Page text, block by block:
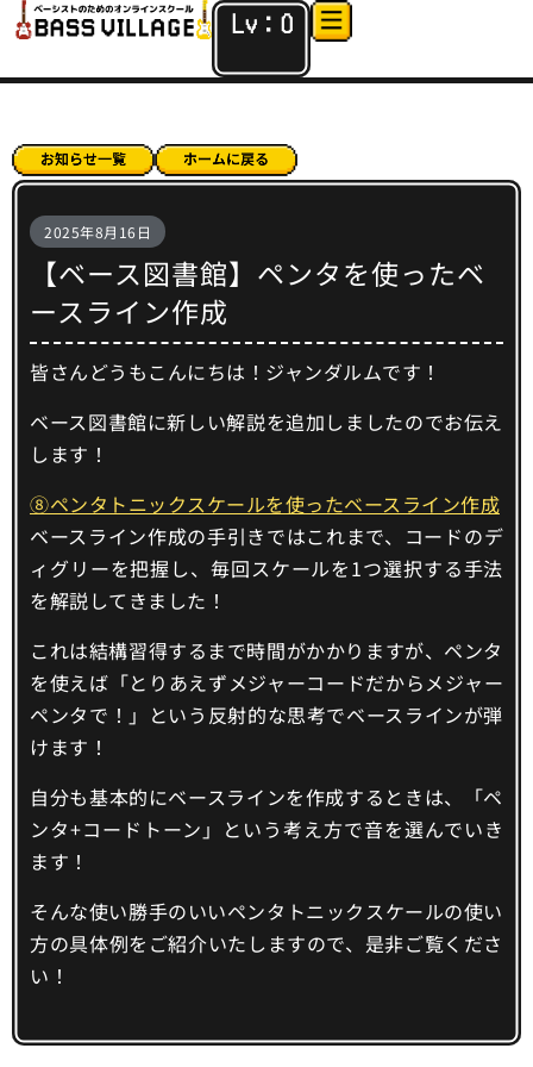
Lv： 0
2025年8月16日
【ベース図書館】ペンタを使ったベ
ースライン作成
皆さんどうもこんにちは！ジャンダルムです！
ベース図書館に新しい解説を追加しましたのでお伝え
します！
⑧ペンタトニックスケールを使ったベースライン作成
ベースライン作成の手引きではこれまで、コードのデ
ィグリーを把握し、毎回スケールを1つ選択する手法
を解説してきました！
これは結構習得するまで時間がかかりますが、ペンタ
を使えば「とりあえずメジャーコードだからメジャー
ペンタで！」という反射的な思考でベースラインが弾
けます！
自分も基本的にベースラインを作成するときは、「ペ
ンタ+コードトーン」という考え方で音を選んでいき
ます！
そんな使い勝手のいいペンタトニックスケールの使い
方の具体例をご紹介いたしますので、是非ご覧くださ
い！